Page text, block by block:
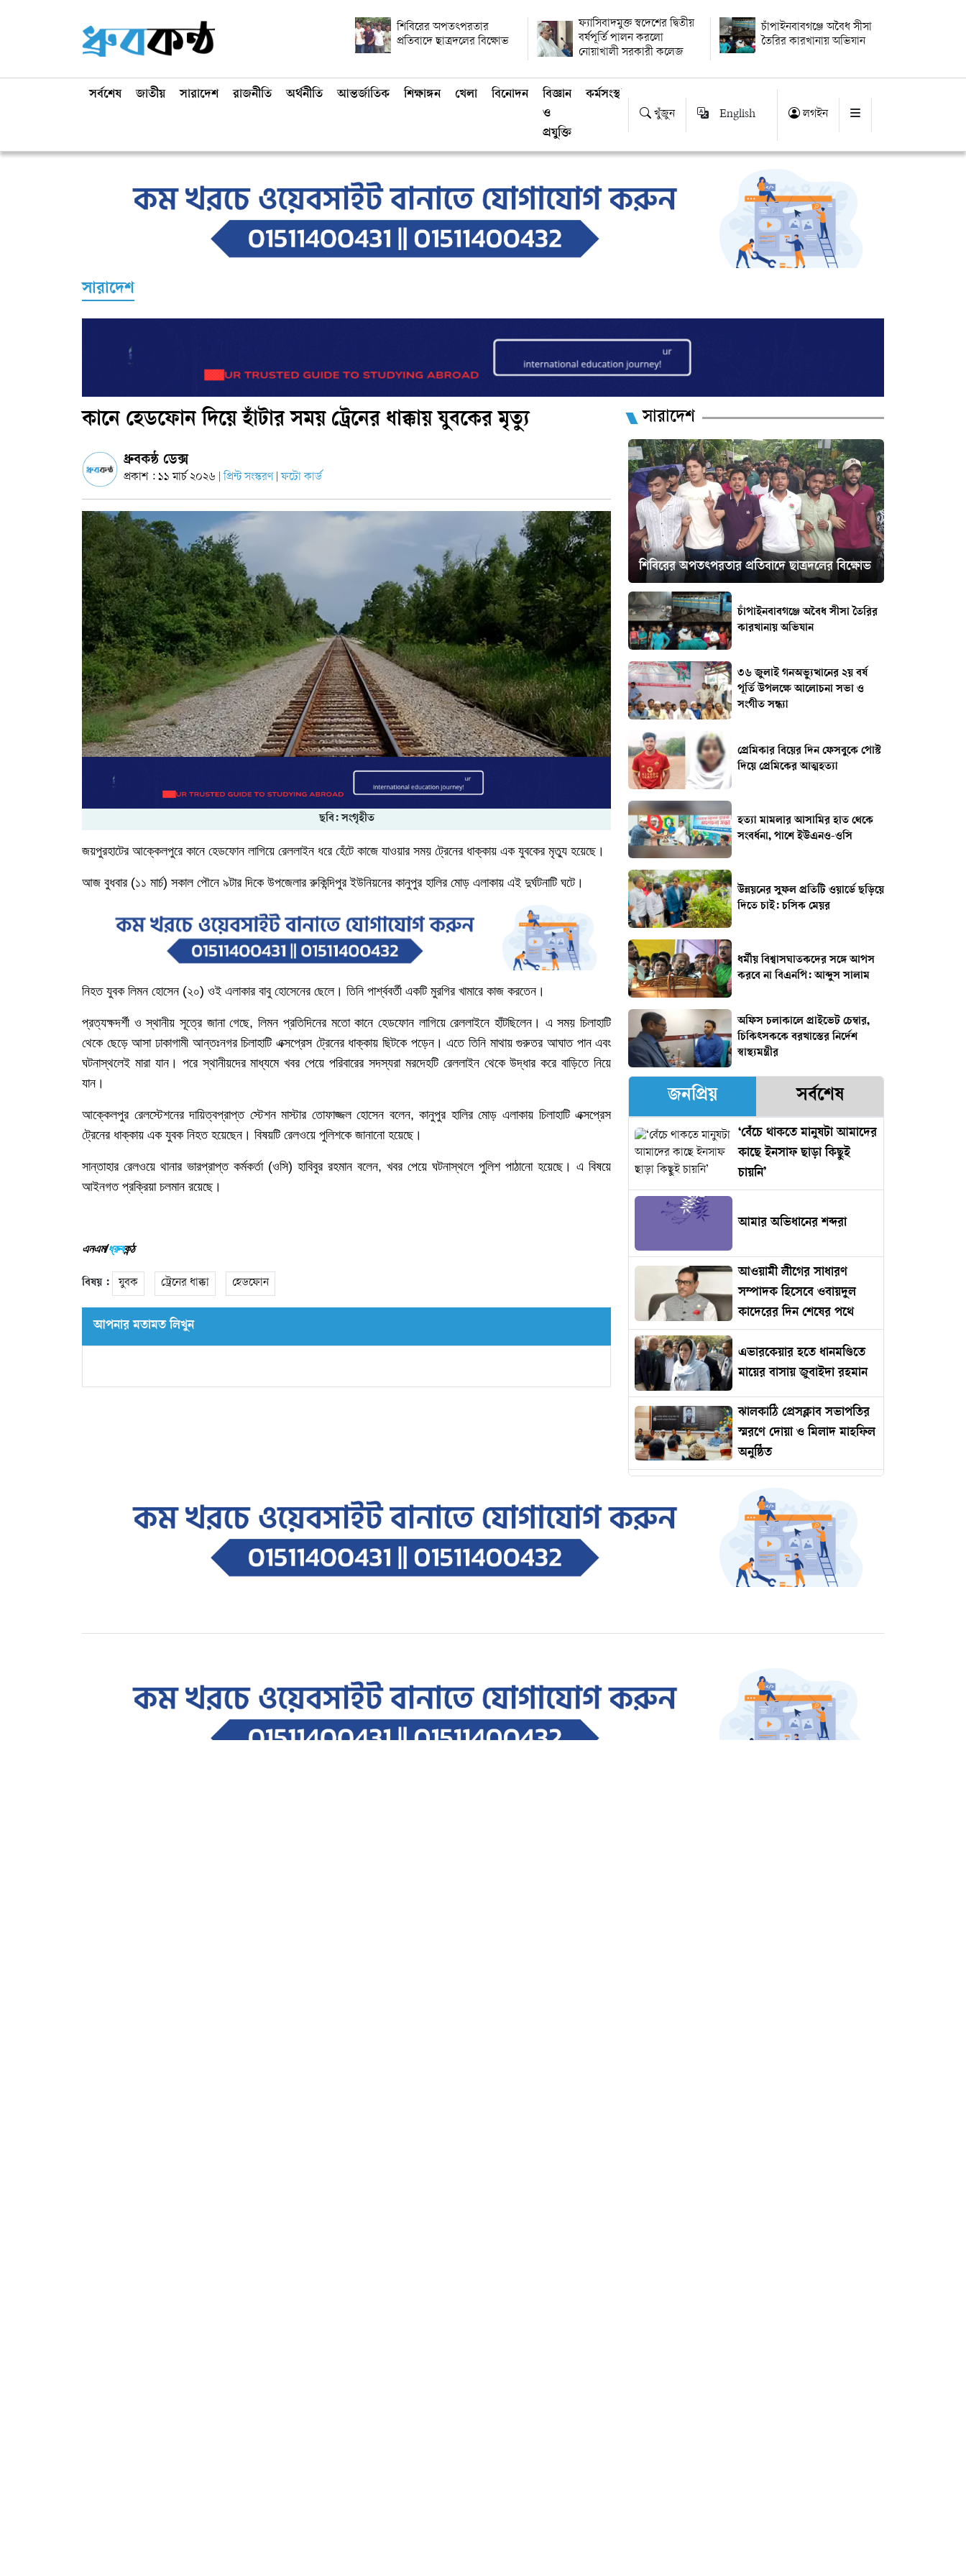
শিবিরের অপতৎপরতার
প্রতিবাদে ছাত্রদলের বিক্ষোভ
ফ্যাসিবাদমুক্ত স্বদেশের দ্বিতীয়
বর্ষপূর্তি পালন করলো
নোয়াখালী সরকারী কলেজ
চাঁপাইনবাবগঞ্জে অবৈধ সীসা
তৈরির কারখানায় অভিযান
সর্বশেষ জাতীয় সারাদেশ রাজনীতি অর্থনীতি আন্তর্জাতিক শিক্ষাঙ্গন খেলা বিনোদন
বিজ্ঞান
ও
প্রযুক্তি
কর্মসংস্থান
খুঁজুন English লগইন
সারাদেশ
কানে হেডফোন দিয়ে হাঁটার সময় ট্রেনের ধাক্কায় যুবকের মৃত্যু
ধ্রুবকন্ঠ ডেক্স
প্রকাশ : ১১ মার্চ ২০২৬ প্রিন্ট সংস্করণ ফটো কার্ড
ছবি: সংগৃহীত
জয়পুরহাটের আক্কেলপুরে কানে হেডফোন লাগিয়ে রেললাইন ধরে হেঁটে কাজে যাওয়ার সময় ট্রেনের ধাক্কায় এক যুবকের মৃত্যু হয়েছে।
আজ বুধবার(১১ মার্চ) সকাল পৌনে ৯টার দিকে উপজেলার রুকিন্দিপুর ইউনিয়নের কানুপুর হালির মোড় এলাকায় এই দুর্ঘটনাটি ঘটে।
নিহত যুবক লিমন হোসেন (২০) ওই এলাকার বাবু হোসেনের ছেলে। তিনি পার্শ্ববর্তী একটি মুরগির খামারে কাজ করতেন।
প্রত্যক্ষদর্শী ও স্থানীয় সূত্রে জানা গেছে,লিমন প্রতিদিনের মতো কানে হেডফোন লাগিয়ে রেললাইনে হাঁটছিলেন। এ সময় চিলাহাটি
থেকে ছেড়ে আসা ঢাকাগামী আন্তঃনগর চিলাহাটি এক্সপ্রেস ট্রেনের ধাক্কায় ছিটকে পড়েন। এতে তিনি মাথায় গুরুতর আঘাত পান এবং
ঘটনাস্থলেই মারা যান। পরে স্থানীয়দের মাধ্যমে খবর পেয়ে পরিবারের সদস্যরা মরদেহটি রেললাইন থেকে উদ্ধার করে বাড়িতে নিয়ে
যান।
আক্কেলপুর রেলস্টেশনের দায়িত্বপ্রাপ্ত স্টেশন মাস্টার তোফাজ্জল হোসেন বলেন,কানুপুর হালির মোড় এলাকায় চিলাহাটি এক্সপ্রেস
ট্রেনের ধাক্কায় এক যুবক নিহত হয়েছেন। বিষয়টি রেলওয়ে পুলিশকে জানানো হয়েছে।
সান্তাহার রেলওয়ে থানার ভারপ্রাপ্ত কর্মকর্তা(ওসি) হাবিবুর রহমান বলেন, খবর পেয়ে ঘটনাস্থলে পুলিশ পাঠানো হয়েছে। এ বিষয়ে
আইনগত প্রক্রিয়া চলমান রয়েছে।
এনএম/ধ্রুবকন্ঠ
বিষয় : যুবক ট্রেনের ধাক্কা হেডফোন
আপনার মতামত লিখুন
সারাদেশ
শিবিরের অপতৎপরতার প্রতিবাদে ছাত্রদলের বিক্ষোভ
চাঁপাইনবাবগঞ্জে অবৈধ সীসা তৈরির
কারখানায় অভিযান
৩৬ জুলাই গনঅভ্যুত্থানের ২য় বর্ষ
পূর্তি উপলক্ষে আলোচনা সভা ও
সংগীত সন্ধ্যা
প্রেমিকার বিয়ের দিন ফেসবুকে পোস্ট
দিয়ে প্রেমিকের আত্মহত্যা
হত্যা মামলার আসামির হাত থেকে
সংবর্ধনা, পাশে ইউএনও-ওসি
উন্নয়নের সুফল প্রতিটি ওয়ার্ডে ছড়িয়ে
দিতে চাই: চসিক মেয়র
ধর্মীয় বিশ্বাসঘাতকদের সঙ্গে আপস
করবে না বিএনপি: আব্দুস সালাম
অফিস চলাকালে প্রাইভেট চেম্বার,
চিকিৎসককে বরখাস্তের নির্দেশ
স্বাস্থ্যমন্ত্রীর
জনপ্রিয় সর্বশেষ
‘বেঁচে থাকতে মানুষটা আমাদের
কাছে ইনসাফ ছাড়া কিছুই
চায়নি’
আমার অভিধানের শব্দরা
আওয়ামী লীগের সাধারণ
সম্পাদক হিসেবে ওবায়দুল
কাদেরের দিন শেষের পথে
এভারকেয়ার হতে ধানমণ্ডিতে
মায়ের বাসায় জুবাইদা রহমান
ঝালকাঠি প্রেসক্লাব সভাপতির
স্মরণে দোয়া ও মিলাদ মাহফিল
অনুষ্ঠিত
রোমানিয়ায় পাঠানোর নামে
কোটি টাকার প্রতারণা
ইমামকে মারধরের অভিযোগে
ঝালকাঠিতে বিএনপি নেতার
ওসমান হাদি হত্যার বিচার
দাবিতে উত্তাল শাহবাগ